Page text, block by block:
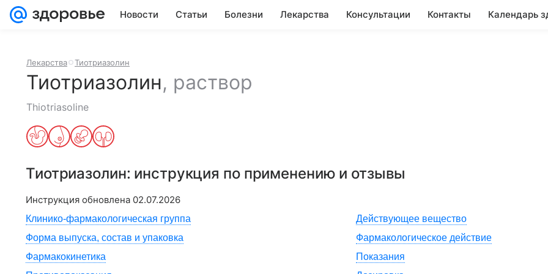
Новости Статьи Болезни Лекарства Консультации Контакты Календарь
Лекарства Тиотриазолин
Тиотриазолин, раствор
Thiotriasoline
Тиотриазолин: инструкция по применению и отзывы
Инструкция обновлена 02.07.2026
Клинико-фармакологическая группа
Действующее вещество
Форма выпуска, состав и упаковка
Фармакологическое действие
Фармакокинетика
Показания